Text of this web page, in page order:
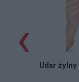
Udar
‹